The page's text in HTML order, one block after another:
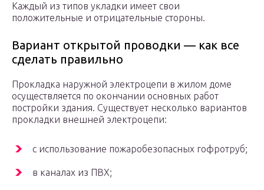
Каждый из типов укладки имеет свои
положительные и отрицательные стороны.
Вариант открытой проводки — как все
сделать правильно
Прокладка наружной электроцепи в жилом доме
осуществляется по окончании основных работ
постройки здания. Существует несколько вариантов
прокладки внешней электроцепи:
с использование пожаробезопасных гофротруб;
в каналах из ПВХ;